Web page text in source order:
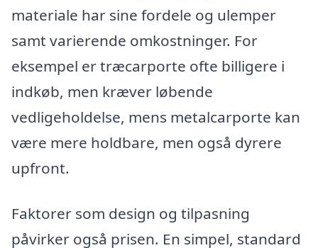
materiale har sine fordele og ulemper
samt varierende omkostninger. For
eksempel er træcarporte ofte billigere i
indkøb, men kræver løbende
vedligeholdelse, mens metalcarporte kan
være mere holdbare, men også dyrere
upfront.
Faktorer som design og tilpasning
påvirker også prisen. En simpel, standard